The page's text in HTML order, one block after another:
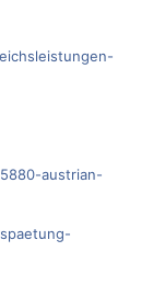
austrian-